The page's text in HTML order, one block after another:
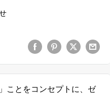
ことをコンセプトに、ゼ